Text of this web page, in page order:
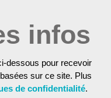
infos
dessous pour recevoir
sur ce site. Plus
de confidentialité.